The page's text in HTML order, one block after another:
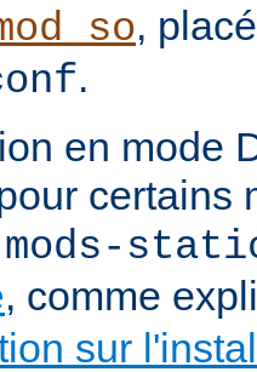
,
.
en mode
certains
, comme
sur